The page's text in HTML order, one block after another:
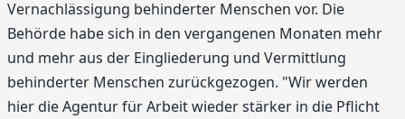
Vernachlässigung behinderter Menschen vor. Die
Behörde habe sich in den vergangenen Monaten mehr
und mehr aus der Eingliederung und Vermittlung
behinderter Menschen zurückgezogen. "Wir werden
hier die Agentur für Arbeit wieder stärker in die Pflicht